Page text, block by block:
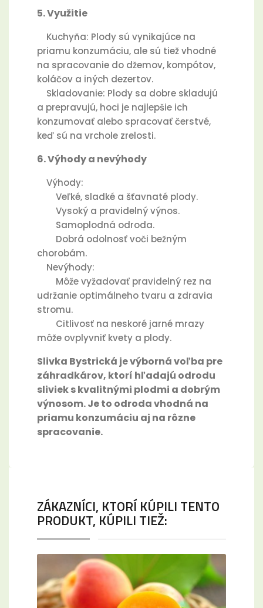
5. Využitie
Kuchyňa: Plody sú vynikajúce na
priamu konzumáciu, ale sú tiež vhodné
na spracovanie do džemov, kompótov,
koláčov a iných dezertov.
Skladovanie: Plody sa dobre skladujú
a prepravujú, hoci je najlepšie ich
konzumovať alebo spracovať čerstvé,
keď sú na vrchole zrelosti.
6. Výhody a nevýhody
Výhody:
Veľké, sladké a šťavnaté plody.
Vysoký a pravidelný výnos.
Samoplodná odroda.
Dobrá odolnosť voči bežným
chorobám.
Nevýhody:
Môže vyžadovať pravidelný rez na
udržanie optimálneho tvaru a zdravia
stromu.
Citlivosť na neskoré jarné mrazy
môže ovplyvniť kvety a plody.
Slivka Bystrická je výborná voľba pre
záhradkárov, ktorí hľadajú odrodu
sliviek s kvalitnými plodmi a dobrým
výnosom. Je to odroda vhodná na
priamu konzumáciu aj na rôzne
spracovanie.
ZÁKAZNÍCI, KTORÍ KÚPILI TENTO
PRODUKT, KÚPILI TIEŽ: